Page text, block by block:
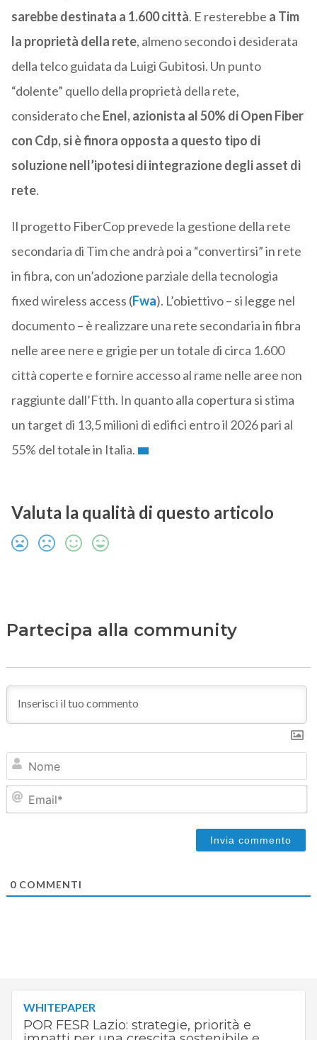
sarebbe destinata a 1.600 città. E resterebbe a Tim
la proprietà della rete, almeno secondo i desiderata
della telco guidata da Luigi Gubitosi. Un punto
“dolente” quello della proprietà della rete,
considerato che Enel, azionista al 50% di Open Fiber
con Cdp, si è finora opposta a questo tipo di
soluzione nell’ipotesi di integrazione degli asset di
rete.
Il progetto FiberCop prevede la gestione della rete
secondaria di Tim che andrà poi a “convertirsi” in rete
in fibra, con un’adozione parziale della tecnologia
fixed wireless access (Fwa). L’obiettivo – si legge nel
documento – è realizzare una rete secondaria in fibra
nelle aree nere e grigie per un totale di circa 1.600
città coperte e fornire accesso al rame nelle aree non
raggiunte dall’Ftth. In quanto alla copertura si stima
un target di 13,5 milioni di edifici entro il 2026 pari al
55% del totale in Italia.
Valuta la qualità di questo articolo
Partecipa alla community
0COMMENTI
WHITEPAPER
POR FESR Lazio: strategie, priorità e